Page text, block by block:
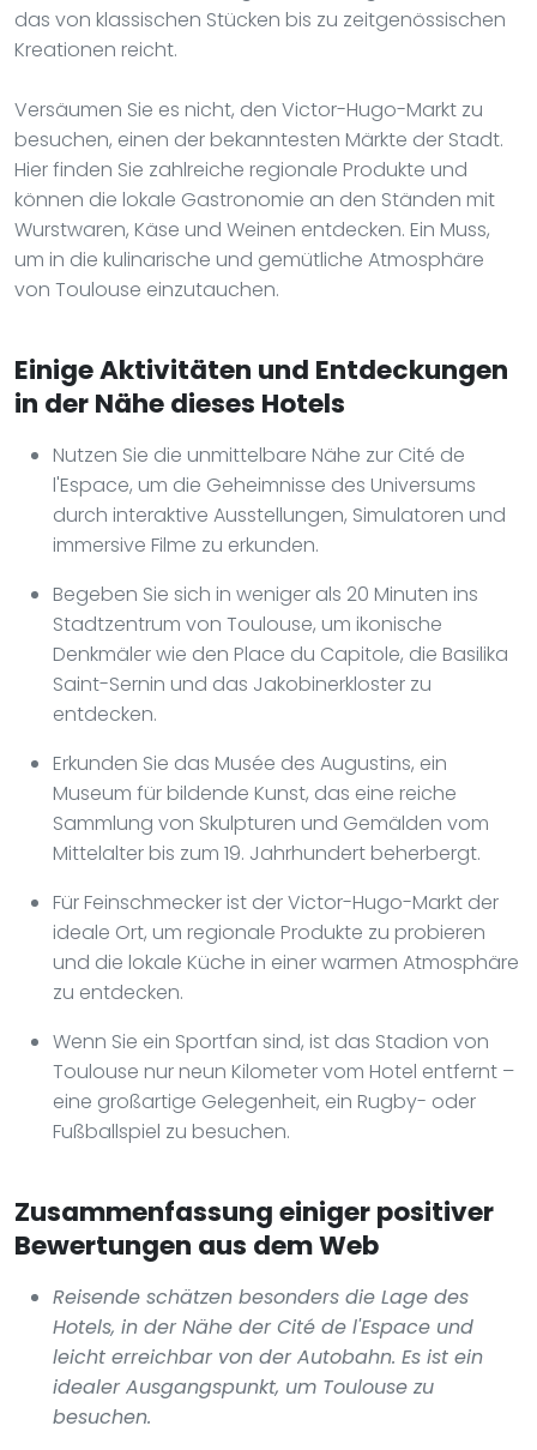
das von klassischen Stücken bis zu zeitgenössischen
Kreationen reicht.
Versäumen Sie es nicht, den Victor-Hugo-Markt zu
besuchen, einen der bekanntesten Märkte der Stadt.
Hier finden Sie zahlreiche regionale Produkte und
können die lokale Gastronomie an den Ständen mit
Wurstwaren, Käse und Weinen entdecken. Ein Muss,
um in die kulinarische und gemütliche Atmosphäre
von Toulouse einzutauchen.
Einige Aktivitäten und Entdeckungen
in der Nähe dieses Hotels
Nutzen Sie die unmittelbare Nähe zur Cité de
l'Espace, um die Geheimnisse des Universums
durch interaktive Ausstellungen, Simulatoren und
immersive Filme zu erkunden.
Begeben Sie sich in weniger als 20 Minuten ins
Stadtzentrum von Toulouse, um ikonische
Denkmäler wie den Place du Capitole, die Basilika
Saint-Sernin und das Jakobinerkloster zu
entdecken.
Erkunden Sie das Musée des Augustins, ein
Museum für bildende Kunst, das eine reiche
Sammlung von Skulpturen und Gemälden vom
Mittelalter bis zum 19. Jahrhundert beherbergt.
Für Feinschmecker ist der Victor-Hugo-Markt der
ideale Ort, um regionale Produkte zu probieren
und die lokale Küche in einer warmen Atmosphäre
zu entdecken.
Wenn Sie ein Sportfan sind, ist das Stadion von
Toulouse nur neun Kilometer vom Hotel entfernt –
eine großartige Gelegenheit, ein Rugby- oder
Fußballspiel zu besuchen.
Zusammenfassung einiger positiver
Bewertungen aus dem Web
Reisende schätzen besonders die Lage des
Hotels, in der Nähe der Cité de l'Espace und
leicht erreichbar von der Autobahn. Es ist ein
idealer Ausgangspunkt, um Toulouse zu
besuchen.